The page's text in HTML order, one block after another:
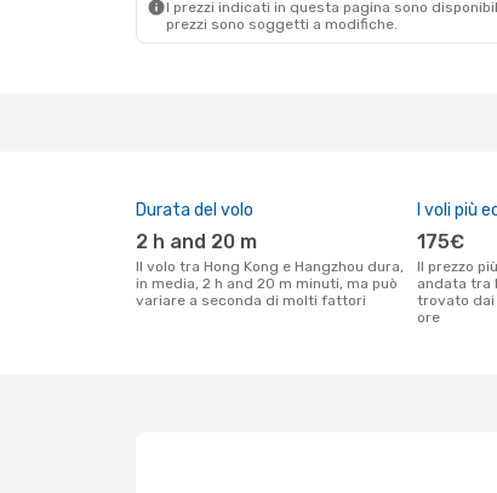
I prezzi indicati in questa pagina sono
prezzi sono soggetti a modifiche.
Durata del volo
2 h and 20 m
Il volo tra Hong Kong e Hangzhou dura,
in media, 2 h and 20 m minuti, ma può
variare a seconda di molti fattori
I voli più
175€
Il prezzo più economico per un volo solo
andata tra
trovato dai
ore